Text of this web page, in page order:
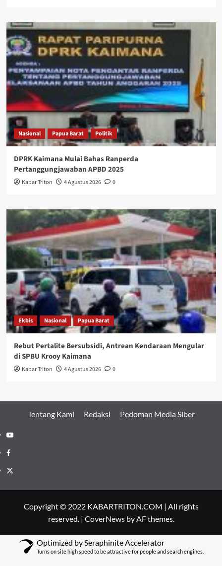
Nasional Papua Barat Politik
DPRK Kaimana Mulai Bahas Ranperda
Pertanggungjawaban APBD 2025
Kabar Triton 4 Agustus 2026 0
Ekbis Nasional Papua Barat
Rebut Pertalite Bersubsidi, Antrean Kendaraan Mengular
di SPBU Krooy Kaimana
Kabar Triton 4 Agustus 2026 0
Tentang Kami Redaksi Pedoman Media Siber
Youtube
Facebook
Twitter
Copyright © 2022 KABARTRITON.COM | All rights
reserved. | CoverNewsby AF themes.
Optimized by Seraphinite Accelerator
Turns on site high speed to be attractive for people and search engines.